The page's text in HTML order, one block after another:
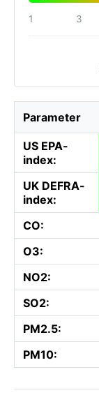
1 3
Parameter
US EPA-
index:
UK DEFRA-
index:
CO:
O3:
NO2:
SO2:
PM2.5:
PM10: